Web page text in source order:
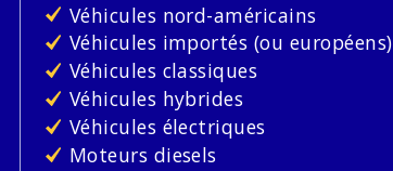
Véhicules nord-américains
Véhicules importés (ou européens)
Véhicules classiques
Véhicules hybrides
Véhicules électriques
Moteurs diesels